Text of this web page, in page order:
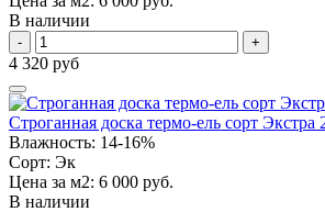
В наличии
- +
4 320 руб
Строганная доска термо-ель сорт Экстра
Влажность: 14-16%
Сорт: Эк
Цена за м2: 6 000 руб.
В наличии